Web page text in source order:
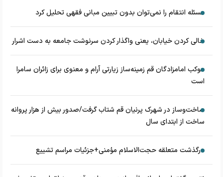
مسئله انتقام را نمی‌توان بدون تبیین مبانی فقهی تحلیل کرد
خالی کردن خیابان، یعنی واگذار کردن سرنوشت جامعه به دست اشرار
موکب امامزادگان قم زمینه‌ساز زیارتی آرام و معنوی برای زائران سامرا
است
ساخت‌وساز در شهرک پرنیان قم شتاب گرفت/صدور بیش از هزار پروانه
ساخت از ابتدای سال
درگذشت متعلقه حجت‌الاسلام مؤمنی+جزئیات مراسم تشییع